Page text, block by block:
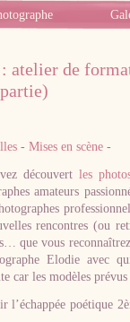
famille,
atelier de
- Mises en scène -
découvert les
amateurs
rencontres (ou
que vous
Elodie avec
car les modèles
l’échappée poétique